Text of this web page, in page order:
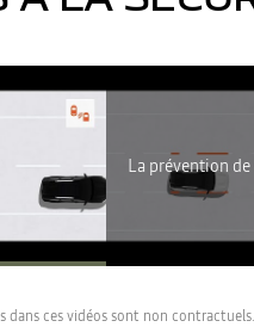
Autorisez le dépôt de
accéder au contenu.
TOUT REFUSER
TOUT ACCEPTER
La prévention
dans ces vidéos sont non contractuels.